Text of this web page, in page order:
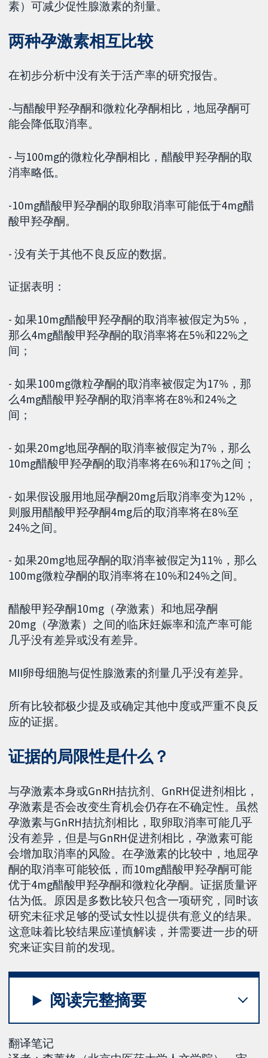
素）可减少促性腺激素的剂量。
两种孕激素相互比较
在初步分析中没有关于活产率的研究报告。
-与醋酸甲羟孕酮和微粒化孕酮相比，地屈孕酮可
能会降低取消率。
- 与100mg的微粒化孕酮相比，醋酸甲羟孕酮的取
消率略低。
-10mg醋酸甲羟孕酮的取卵取消率可能低于4mg醋
酸甲羟孕酮。
- 没有关于其他不良反应的数据。
证据表明：
- 如果10mg醋酸甲羟孕酮的取消率被假定为5%，
那么4mg醋酸甲羟孕酮的取消率将在5%和22%之
间；
- 如果100mg微粒孕酮的取消率被假定为17%，那
么4mg醋酸甲羟孕酮的取消率将在8%和24%之
间；
- 如果20mg地屈孕酮的取消率被假定为7%，那么
10mg醋酸甲羟孕酮的取消率将在6%和17%之间；
- 如果假设服用地屈孕酮20mg后取消率变为12%，
则服用醋酸甲羟孕酮4mg后的取消率将在8%至
24%之间。
- 如果20mg地屈孕酮的取消率被假定为11%，那么
100mg微粒孕酮的取消率将在10%和24%之间。
醋酸甲羟孕酮10mg（孕激素）和地屈孕酮
20mg（孕激素）之间的临床妊娠率和流产率可能
几乎没有差异或没有差异。
MII卵母细胞与促性腺激素的剂量几乎没有差异。
所有比较都极少提及或确定其他中度或严重不良反
应的证据。
证据的局限性是什么？
与孕激素本身或GnRH拮抗剂、GnRH促进剂相比，
孕激素是否会改变生育机会仍存在不确定性。虽然
孕激素与GnRH拮抗剂相比，取卵取消率可能几乎
没有差异，但是与GnRH促进剂相比，孕激素可能
会增加取消率的风险。在孕激素的比较中，地屈孕
酮的取消率可能较低，而10mg醋酸甲羟孕酮可能
优于4mg醋酸甲羟孕酮和微粒化孕酮。证据质量评
估为低。原因是多数比较只包含一项研究，同时该
研究未征求足够的受试女性以提供有意义的结果。
这意味着比较结果应谨慎解读，并需要进一步的研
究来证实目前的发现。
阅读完整摘要
翻译笔记